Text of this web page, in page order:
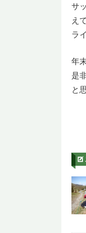
サ
え
ラ
年
是
と